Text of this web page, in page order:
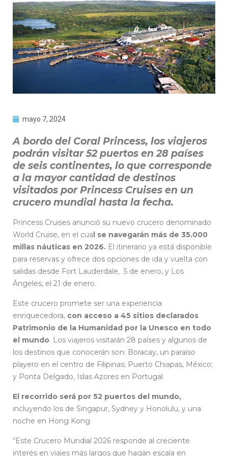
mayo 7, 2024
A bordo del Coral Princess, los viajeros
podrán visitar 52 puertos en 28 países
de seis continentes, lo que corresponde
a la mayor cantidad de destinos
visitados por Princess Cruises en un
crucero mundial hasta la fecha.
Princess Cruises anunció su nuevo crucero denominado
World Cruise, en el cual se navegarán más de 35.000
millas náuticas en 2026. El itinerario ya está disponible
para reservas y ofrece dos opciones de ida y vuelta con
salidas desde Fort Lauderdale, 5 de enero, y Los
Ángeles, el 21 de enero.
Este crucero promete ser una experiencia
enriquecedora, con acceso a 45 sitios declarados
Patrimonio de la Humanidad por la Unesco en todo
el mundo. Los viajeros visitarán 28 países y algunos de
los destinos que conocerán son: Boracay, un paraíso
playero en el centro de Filipinas; Puerto Chiapas, México;
y Ponta Delgado, Islas Azores en Portugal.
El recorrido será por 52 puertos del mundo,
incluyendo los de Singapur, Sydney y Honolulu, y una
noche en Hong Kong.
“Este Crucero Mundial 2026 responde al creciente
interés en viajes más largos que hagan escala en